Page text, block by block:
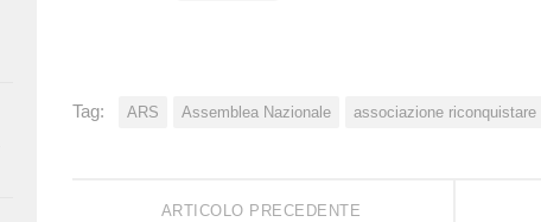
Tag: ARS Assemblea Nazionale associazione
ARTICOLO PRECEDENTE